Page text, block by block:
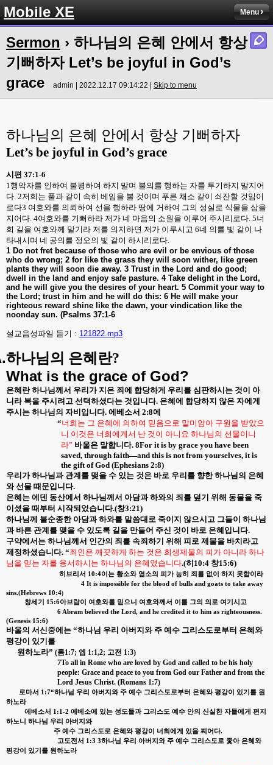
Mobile XE Menu
Sermon › 하나님의 은혜 안에서 항상
기뻐하자 Let’s be joyful in God’s
grace
admin | 2022.12.17 09:14:22 | Skip to menu
하나님의 은혜 안에서 항상 기뻐하자
Let’s be joyful in God’s grace
시편 37:1-6
1행악자를 인하여 불평하여 하지 말며 불의를 행하는 자를 투기하지 말지어
다. 2저희는 풀과 같이 속히 베임을 볼 것이며 푸른 채소 같이 쇠잔할 것임이
로다3 여호와를 의뢰하여 선을 행하라 땅에 거하여 그의 성실로 식물을 삼을
지어다. 4여호와를 기뻐하라 저가 네 마음의 소원을 이루어 주시리로다. 5너
희 길을 여호와께 맡기라 저를 의지하면 저가 이루시고 6네 의를 빛 같이 나
타내시며 네 공의를 정오의 빛 같이 하시리로다.
1 Do not fret because of those who are evil or be envious of those
who do wrong; 2 for like the grass they will soon wither, like green
plants they will soon die away. 3 Trust in the Lord and do good;
dwell in the land and enjoy safe pasture. 4 Take delight in the Lord,
and he will give you the desires of your heart. 5 Commit your way to
the Lord; trust in him and he will do this: 6 He will make your
righteous reward shine like the dawn, your vindication like the
noonday sun. (Psalms 37:1-6
설교음성파일 듣기 : 121822.mp3
하나님의 은혜란?
What is the grace of God?
은혜란 하나님께서 우리가 지은 죄에 합당하게 우리를 심판하시는 것이 아
니라 복을 주시려고 선택하셨다는 것입니다. 은혜에 합당하지 않은 자에게
주시는 하나님의 자비입니다. 에베소서 2:8에
“너희는 그 은혜에 의하여 믿음으로 말미암아 구원을 받았으
니 이것은 너희에게서 난 것이 아니요 하나님의 선물이니
라” 바울은 말합니다. 8For it is by grace you have been
saved, through faith—and this is not from yourselves, it is
the gift of God (Ephesians 2:8)
우리가 하나님과 관계를 맺을 수 있는 것은 바로 우리를 향한 하나님의 은혜
와 선물 때문입니다.
은혜는 에덴 동산에서 하나님께서 아담과 하와의 죄를 덮기 위해 동물을 죽
이셨을 때부터 시작되었습니다.(창3:21)
하나님께 불순종한 아담과 하와를 말씀대로 죽이지 않으시고 그들이 하나님
과 바른 관계를 맺을 수 있도록 길을 만들어 주신 것이 바로 은혜입니다.
구약에서는 하나님께서 인간의 죄를 속죄하기 위해 피로 제물을 바치라고
제정하셨습니다. “죄인은 깨끗하게 하는 것은 희생제물의 피가 아니라 하나
님을 믿는 자를 용서하시는 하나님의 은혜였습니다.(히 10:4 창15:6)
히브리서 10:4이는 황소와 염소의 피가 능히 죄를 없이 하지 못함이라
4 It is impossible for the blood of bulls and goats to take away
sins.(Hebrews 10:4)
창세기 15:6아브람이 여호와를 믿으니 여호와께서 이를 그의 의로 여기시고
6 Abram believed the Lord, and he credited it to him as righteousness.
(Genesis 15:6)
바울의 서신중에는 “하나님 우리 아버지와 주 예수 그리스도로부터 은혜와
평강이 있기를
원하노라” (롬1:7; 엡 1:1,2; 고전 1:3)
7To all in Rome who are loved by God and called to be his holy
people: Grace and peace to you from God our Father and from the
Lord Jesus Christ. (Romans 1:7)
로마서 1:7“하나님 우리 아버지와 주 예수 그리스도로부터 은혜와 평강이 있기를 원
하노라
에베소서 1:1-2 에베소에 있는 성도들과 그리스도 예수 안의 신실한 자들에게 편지
하노니 하나님 우리 아버지와
주 예수 그리스도로 은혜와 평강이 너희에게 있을 찌어다.
고도전서 1:3 3하나님 우리 아버지와 주 예수 그리스도로 좇아 은혜와
평강이 있기를 원하노라